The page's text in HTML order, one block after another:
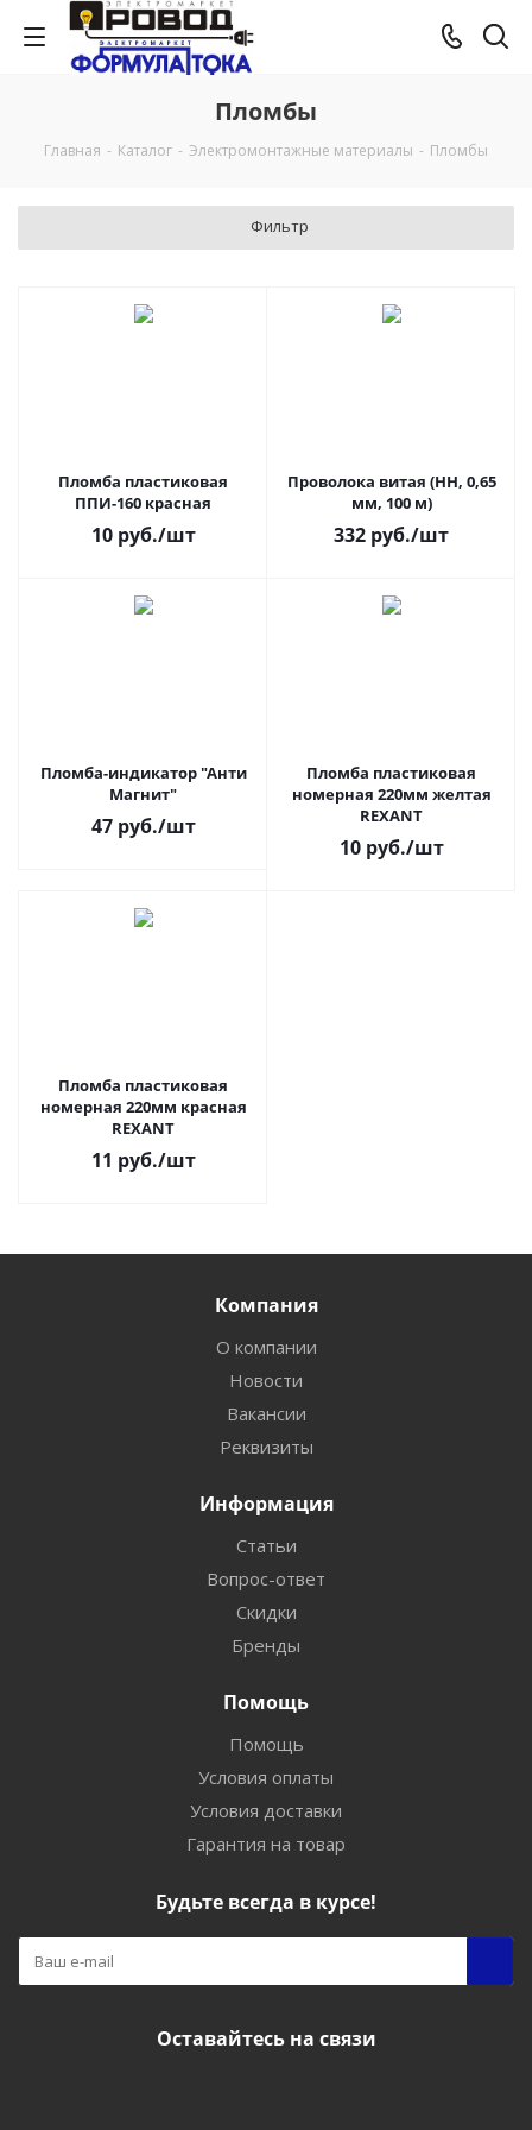
Пломбы
Главная - Каталог - Электромонтажные материалы - Пломбы
Фильтр
Пломба пластиковая
ППИ-160 красная
10руб./шт
Проволока витая (HH, 0,65
мм, 100 м)
332 руб./шт
Пломба-индикатор "Анти
Магнит"
47руб./шт
Пломба пластиковая
номерная 220мм желтая
REXANT
10руб./шт
Пломба пластиковая
номерная 220мм красная
REXANT
11 руб./шт
Компания
О компании
Новости
Вакансии
Реквизиты
Информация
Статьи
Вопрос-ответ
Скидки
Бренды
Помощь
Помощь
Условия оплаты
Условия доставки
Гарантия на товар
Будьте всегда в курсе!
Оставайтесь на связи